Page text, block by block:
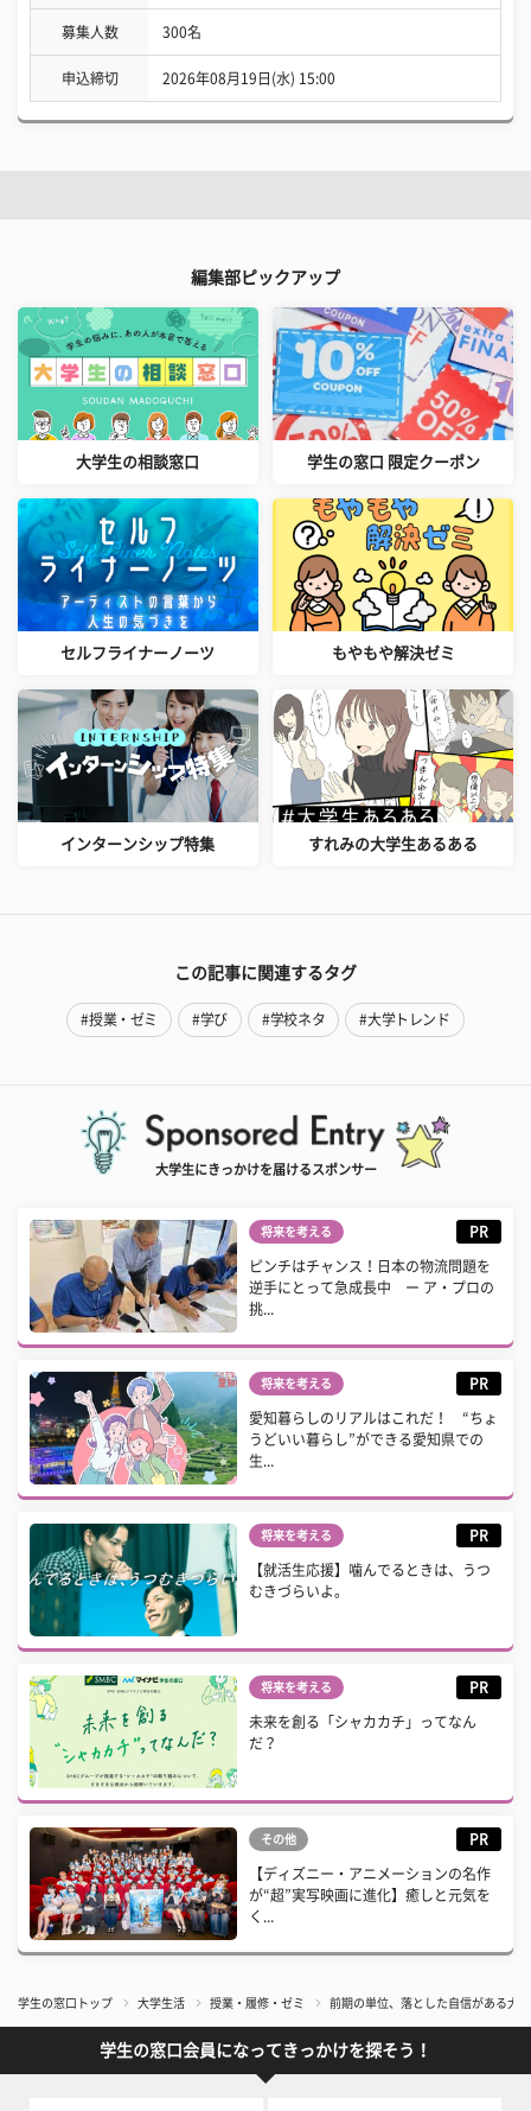
募集人数 300名
申込締切 2026年08月19日(水) 15:00
編集部ピックアップ
大学生の相談窓口 学生の窓口 限定クーポン
セルフライナーノーツ もやもや解決ゼミ
インターンシップ特集 すれみの大学生あるある
この記事に関連するタグ
#授業・ゼミ #学び #学校ネタ #大学トレンド
大学生にきっかけを届けるスポンサー
将来を考える PR
ピンチはチャンス！日本の物流問題を
逆手にとって急成長中 ー ア・プロの
挑...
将来を考える PR
愛知暮らしのリアルはこれだ！ “ちょ
うどいい暮らし”ができる愛知県での
生...
将来を考える PR
【就活生応援】噛んでるときは、うつ
むきづらいよ。
将来を考える PR
未来を創る「シャカカチ」ってなん
だ？
その他 PR
【ディズニー・アニメーションの名作
が“超”実写映画に進化】癒しと元気を
く...
学生の窓口トップ 大学生活 授業・履修・ゼミ 前期の単位、落とした自信がある大
学生の窓口会員になってきっかけを探そう！